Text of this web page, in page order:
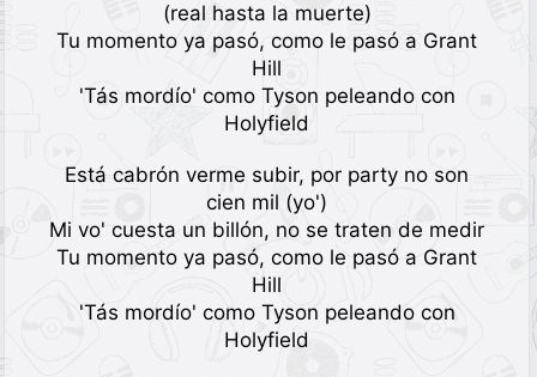
(real hasta la muerte)
Tu momento ya pasó, como le pasó a Grant
Hill
'Tás mordío' como Tyson peleando con
Holyfield
Está cabrón verme subir, por party no son
cien mil (yo')
Mi vo' cuesta un billón, no se traten de medir
Tu momento ya pasó, como le pasó a Grant
Hill
'Tás mordío' como Tyson peleando con
Holyfield